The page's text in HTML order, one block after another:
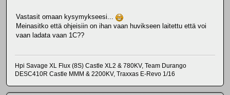
Vastasit omaan kysymykseesi...
Meinasitko että ohjeisiin on ihan vaan huvikseen laitettu että voi
vaan ladata vaan 1C??
Hpi Savage XL Flux (8S) Castle XL2 & 780KV, Team Durango
DESC410R Castle MMM & 2200KV, Traxxas E-Revo 1/16